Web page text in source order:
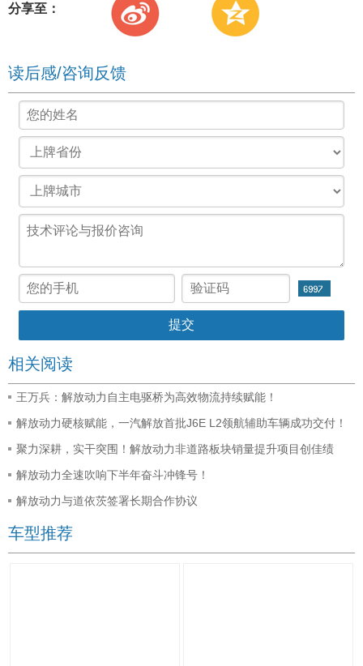
分享至：
读后感/咨询反馈
相关阅读
王万兵：解放动力自主电驱桥为高效物流持续赋能！
解放动力硬核赋能，一汽解放首批J6E L2领航辅助车辆成功交付！
聚力深耕，实干突围！解放动力非道路板块销量提升项目创佳绩
解放动力全速吹响下半年奋斗冲锋号！
解放动力与道依茨签署长期合作协议
车型推荐